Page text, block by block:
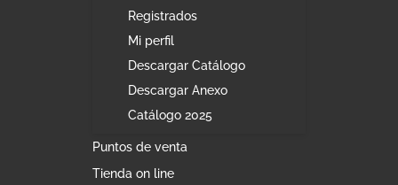
Registrados
Mi perfil
Descargar Catálogo
Descargar Anexo
Catálogo 2025
Puntos de venta
Tienda on line